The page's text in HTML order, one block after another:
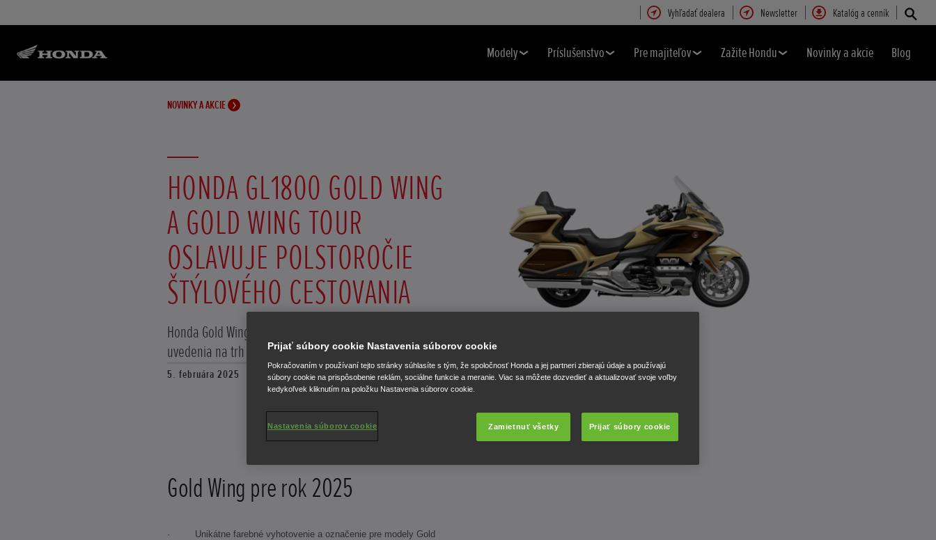
Vyhľadať dealera Newsletter Katalóg a cenník
Modely Príslušenstvo Pre majiteľov Zažite Hondu Novinky a akcie Blog
NOVINKY A AKCIE
HONDA GL1800 GOLD WING
A GOLD WING TOUR
OSLAVUJE POLSTOROČIE
ŠTÝLOVÉHO CESTOVANIA
Honda Gold Wing v roku 2025 oslávi 50 rokov od svojho
uvedenia na trh pred pol storočím.
5. februára 2025
Gold Wing pre rok 2025
· Unikátne farebné vyhotovenie a označenie pre modely Gold
Prijať súbory cookie Nastavenia súborov cookie
Pokračovaním v používaní tejto stránky súhlasíte s tým, že spoločnosť Honda a jej partneri zbierajú údaje a používajú
súbory cookie na prispôsobenie reklám, sociálne funkcie a meranie. Viac sa môžete dozvedieť a aktualizovať svoje voľby
kedykoľvek kliknutím na položku Nastavenia súborov cookie.
Zamietnuť všetky Prijať súbory cookie
Nastavenia súborov cookie